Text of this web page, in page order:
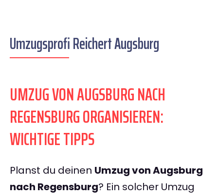
Umzugsprofi Reichert Augsburg
UMZUG VON AUGSBURG NACH
REGENSBURG ORGANISIEREN:
WICHTIGE TIPPS
Planst du deinen Umzug von Augsburg
nach Regensburg? Ein solcher Umzug